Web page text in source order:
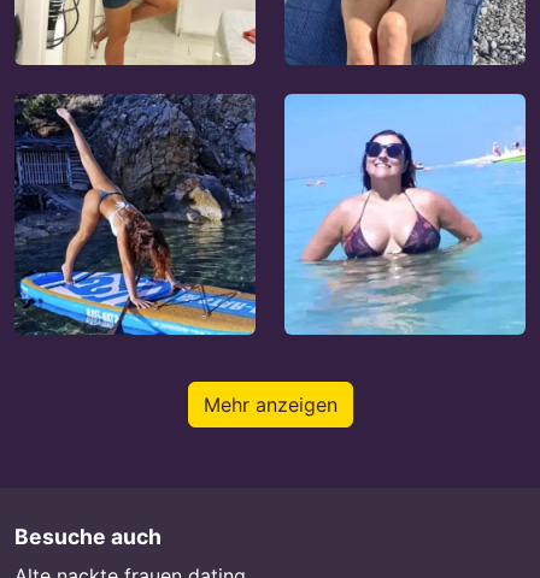
Mehr anzeigen
Besuche auch